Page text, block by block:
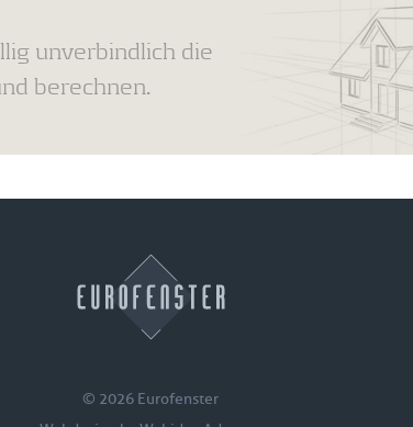
unverbindlich die
berechnen.
© 2026 Eurofenster